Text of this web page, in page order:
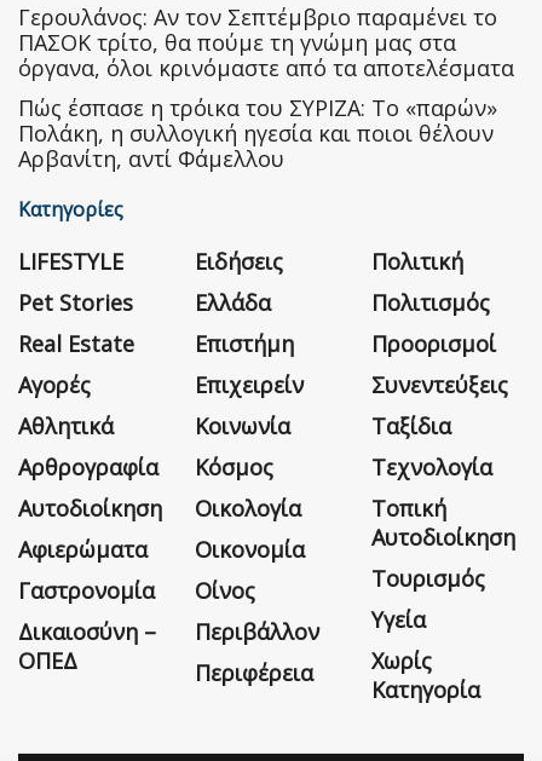
Γερουλάνος: Αν τον Σεπτέμβριο παραμένει το
ΠΑΣΟΚ τρίτο, θα πούμε τη γνώμη μας στα
όργανα, όλοι κρινόμαστε από τα αποτελέσματα
Πώς έσπασε η τρόικα του ΣΥΡΙΖΑ: Το «παρών»
Πολάκη, η συλλογική ηγεσία και ποιοι θέλουν
Αρβανίτη, αντί Φάμελλου
Κατηγορίες
LIFESTYLE
Pet Stories
Real Estate
Αγορές
Αθλητικά
Αρθρογραφία
Αυτοδιοίκηση
Αφιερώματα
Γαστρονομία
Δικαιοσύνη –
ΟΠΕΔ
Ειδήσεις
Ελλάδα
Επιστήμη
Επιχειρείν
Κοινωνία
Κόσμος
Οικολογία
Οικονομία
Οίνος
Περιβάλλον
Περιφέρεια
Πολιτική
Πολιτισμός
Προορισμοί
Συνεντεύξεις
Ταξίδια
Τεχνολογία
Τοπική
Αυτοδιοίκηση
Τουρισμός
Υγεία
Χωρίς
Κατηγορία